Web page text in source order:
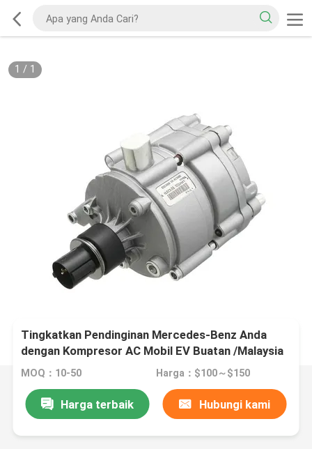
1 / 1
Tingkatkan Pendinginan Mercedes-Benz Anda
dengan Kompresor AC Mobil EV Buatan /Malaysia
MOQ：10-50 Harga：$100～$150
Harga terbaik Hubungi kami